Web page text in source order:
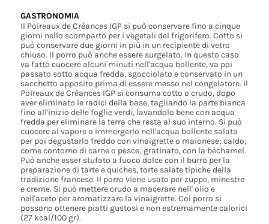
GASTRONOMIA
Il Poireaux de Créances IGP si può conservare fino a cinque
giorni nello scomparto per i vegetali del frigorifero. Cotto si
può conservare due giorni in più in un recipiente di vetro
chiuso. Il porro può anche essere surgelato. In questo caso
va fatto cuocere alcuni minuti nell'acqua bollente, va poi
passato sotto acqua fredda, sgocciolato e conservato in un
sacchetto apposito prima di essere messo nel congelatore. Il
Poireaux de Créances IGP si consuma cotto o crudo, dopo
aver eliminato le radici della base, tagliando la parte bianca
fino all'inizio delle foglie verdi, lavandolo bene con acqua
fredda per eliminare la terra che resta al suo interno. Si può
cuocere al vapore o immergerlo nell'acqua bollente salata
per poi degustarlo freddo con vinaigrette o maionese; caldo,
come contorno di carne o pesce; gratinato, con la béchamel.
Può anche esser stufato a fuoco dolce con il burro per la
preparazione di tarte e quiches, torte salate tipiche della
tradizione francese. Il porro viene usato per zuppe, minestre
e creme. Si può mettere crudo a macerare nell' olio e
nell'aceto per aromatizzare la vinaigrette. Col porro si
possono ottenere piatti gustosi e non estremamente calorici
(27 kcal/100 gr).